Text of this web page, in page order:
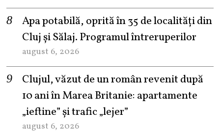
Apa potabilă, oprită în 35 de localități din
Cluj și Sălaj. Programul întreruperilor
august 6, 2026
Clujul, văzut de un român revenit după
10 ani în Marea Britanie: apartamente
„ieftine” și trafic „lejer”
august 6, 2026